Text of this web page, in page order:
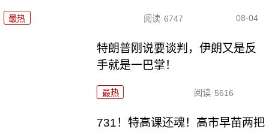
最热 阅读 6747 08-04
特朗普刚说要谈判，伊朗又是反
手就是一巴掌！
最热 阅读 5616
731！特高课还魂！高市早苗两把